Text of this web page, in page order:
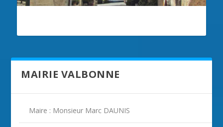
MAIRIE VALBONNE
Maire : Monsieur Marc DAUNIS